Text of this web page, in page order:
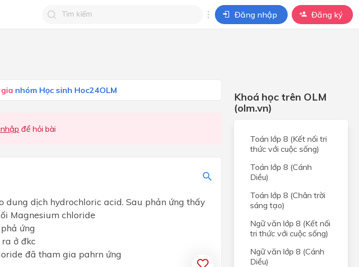
Đăng nhập Đăng ký
nhóm Học sinh Hoc24OLM
để hỏi bài
dung dịch hydrochloric acid. Sau phản ứng thấy
Magnesium chloride
ứng
ở đkc
đã tham gia pahrn ứng
Khoá học trên OLM
(olm.vn)
Toán lớp 8 (Kết nối tri
thức với cuộc sống)
Toán lớp 8 (Cánh
Diều)
Toán lớp 8 (Chân trời
sáng tạo)
Ngữ văn lớp 8 (Kết nối
tri thức với cuộc sống)
Ngữ văn lớp 8 (Cánh
Diều)